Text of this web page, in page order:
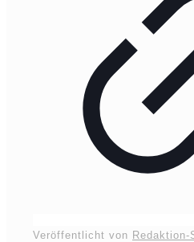
Veröffentlicht von Redaktion-